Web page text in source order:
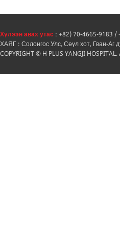
Хүлээн авах утас : +82) 70-4665-9183 /
ХАЯГ : Солонгос Улс, Сөүл хот, Гван-Аг
COPYRIGHT © H PLUS YANGJI